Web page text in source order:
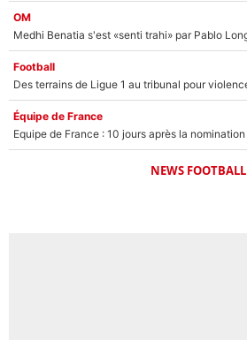
OM
Football
Équipe de France
NEWS FOOTBALL